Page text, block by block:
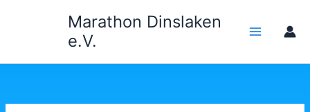
Marathon Dinslaken
e.V.